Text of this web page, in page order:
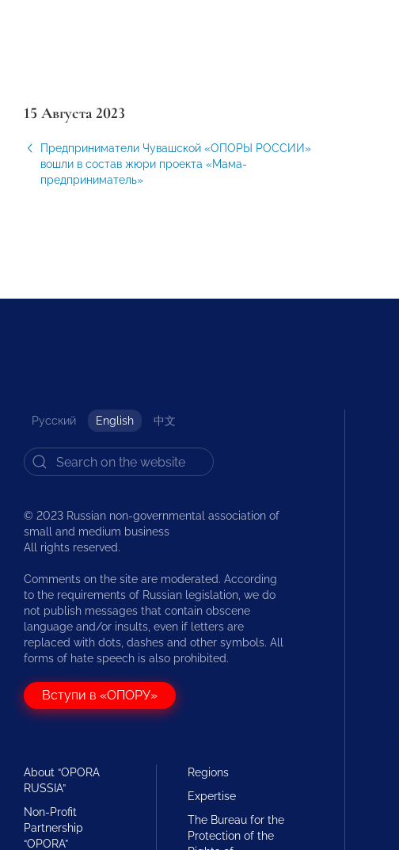
15 Августа 2023
Предприниматели Чувашской «ОПОРЫ РОССИИ»
вошли в состав жюри проекта «Мама-
предприниматель»
Русский English 中文
© 2023 Russian non-governmental association of
small and medium business
All rights reserved.
Comments on the site are moderated. According
to the requirements of Russian legislation, we do
not publish messages that contain obscene
language and/or insults, even if letters are
replaced with dots, dashes and other symbols. All
forms of hate speech is also prohibited.
Вступи в «ОПОРУ»
About “OPORA
RUSSIA”
Non-Profit
Partnership
“OPORA”
Regions
Expertise
The Bureau for the
Protection of the